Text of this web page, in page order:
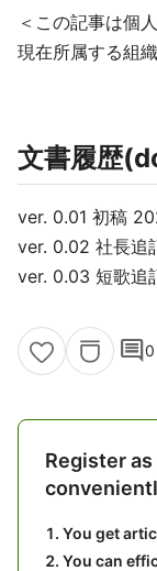
＜この記事は個
現在所属する組
文書履歴
ver. 0.01 初稿
ver. 0.02 社長追
ver. 0.03 短歌
comment0
Register
You get
You can